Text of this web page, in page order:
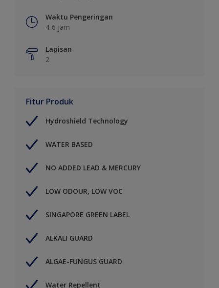
Waktu Pengeringan
4-6 jam
Lapisan
2
Fitur Produk
Hydroshield Technology
WATER BASED
NO ADDED LEAD & MERCURY
LOW ODOUR, LOW VOC
SINGAPORE GREEN LABEL
ALKALI GUARD
ALGAE-FUNGUS GUARD
Water Repellent